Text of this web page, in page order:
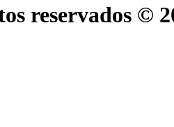
reservados ©